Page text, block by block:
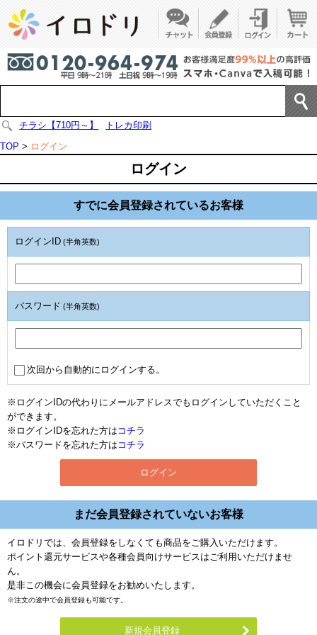
チラシ【710円～】
トレカ印刷
TOP > ログイン
ログイン
すでに会員登録されているお客様
ログインID (半角英数)
パスワード (半角英数)
次回から自動的にログインする。
※ログインIDの代わりにメールアドレスでもログインしていただくこと
ができます。
※ログインIDを忘れた方は コチラ
※パスワードを忘れた方は コチラ
まだ会員登録されていないお客様
イロドリでは、会員登録をしなくても商品をご購入いただけます。
ポイント還元サービスや各種会員向けサービスはご利用いただけませ
ん。
是非この機会に会員登録をお勧めいたします。
※注文の途中で会員登録も可能です。
新規会員登録